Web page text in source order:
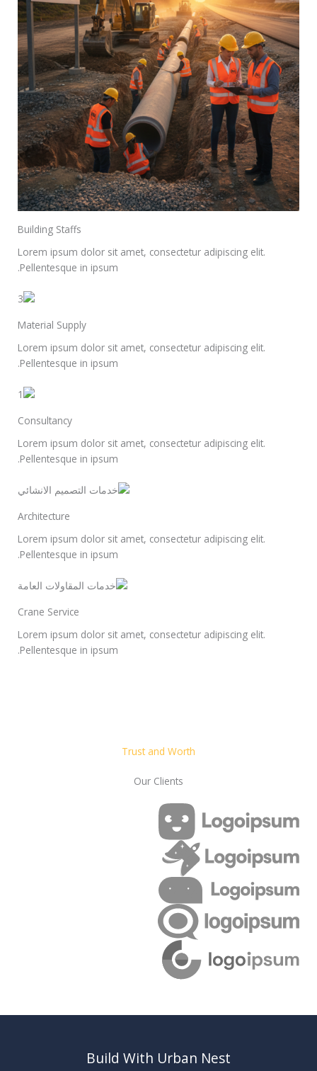
Building Staffs
Lorem ipsum dolor sit amet, consectetur adipiscing elit.
Pellentesque in ipsum.
Material Supply
Lorem ipsum dolor sit amet, consectetur adipiscing elit.
Pellentesque in ipsum.
Consultancy
Lorem ipsum dolor sit amet, consectetur adipiscing elit.
Pellentesque in ipsum.
Architecture
Lorem ipsum dolor sit amet, consectetur adipiscing elit.
Pellentesque in ipsum.
Crane Service
Lorem ipsum dolor sit amet, consectetur adipiscing elit.
Pellentesque in ipsum.
Trust and Worth
Our Clients
Build With Urban Nest